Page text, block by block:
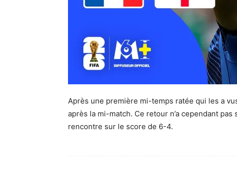
Après une première mi-temps ratée qui les a
après la mi-match. Ce retour n’a cependant
rencontre sur le score de 6-4.